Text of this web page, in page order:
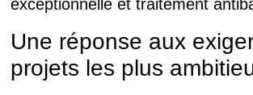
exceptionnelle et traitement
Une réponse aux
projets les plus